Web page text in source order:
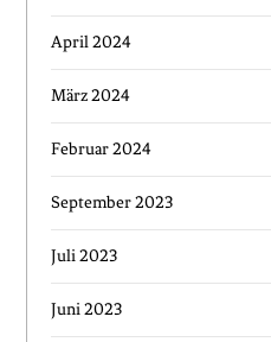
April 2024
März 2024
Februar 2024
September 2023
Juli 2023
Juni 2023